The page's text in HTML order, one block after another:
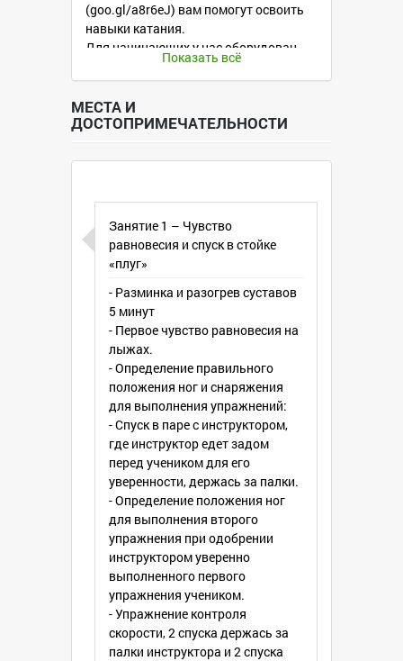
(goo.gl/a8r6eJ) вам помогут освоить
навыки катания.
Для начинающих у нас оборудован
учебный склон с минимальным
перепадом высоты❄
Открыт набор в группы до 5 человек.
⚠Не пропустите! ⚠
года.
☎8951-548-44-77
☎8952-957-27-67
Мамы и папы, не имеет значения
сколько Вам лет, все секреты скорости
и снега Вам раскроются на
индивидуальном занятии с
инструктором.
Показать всё
МЕСТА И
ДОСТОПРИМЕЧАТЕЛЬНОСТИ
Занятие 1 – Чувство
равновесия и спуск в стойке
«плуг»
- Разминка и разогрев суставов
5 минут
- Первое чувство равновесия на
лыжах.
- Определение правильного
положения ног и снаряжения
для выполнения упражнений:
- Спуск в паре с инструктором,
где инструктор едет задом
перед учеником для его
уверенности, держась за палки.
- Определение положения ног
для выполнения второго
упражнения при одобрении
инструктором уверенно
выполненного первого
упражнения учеником.
- Упражнение контроля
скорости, 2 спуска держась за
палки инструктора и 2 спуска